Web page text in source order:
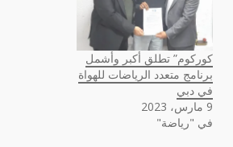
كوركوم” تطلق أكبر وأشمل
برنامج متعدد الرياضات للهواة
في دبي
9 مارس، 2023
في "رياضة"